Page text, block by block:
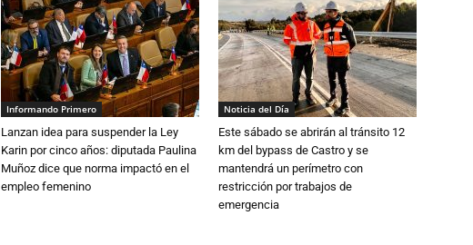
Informando Primero
Lanzan idea para suspender la Ley
Karin por cinco años: diputada Paulina
Muñoz dice que norma impactó en el
empleo femenino
Noticia del Día
Este sábado se abrirán al tránsito 12
km del bypass de Castro y se
mantendrá un perímetro con
restricción por trabajos de
emergencia